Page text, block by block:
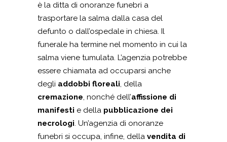
è la ditta di onoranze funebri a
trasportare la salma dalla casa del
defunto o dall’ospedale in chiesa. Il
funerale ha termine nel momento in cui la
salma viene tumulata. L’agenzia potrebbe
essere chiamata ad occuparsi anche
degli addobbi floreali, della
cremazione, nonché dell’affissione di
manifesti e della pubblicazione dei
necrologi. Un’agenzia di onoranze
funebri si occupa, infine, della vendita di